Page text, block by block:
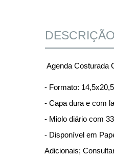
Agenda Costurada
- Formato:
- Capa dura e com
- Miolo diário com
- Disponível em
Adicionais;